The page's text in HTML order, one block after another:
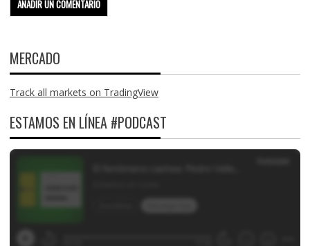
MERCADO
Track all markets on TradingView
ESTAMOS EN LÍNEA #PODCAST